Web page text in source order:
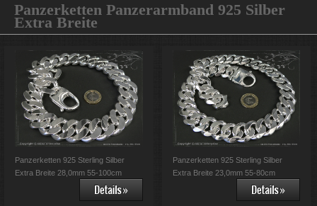
Panzerketten Panzerarmband 925 Silber
Extra Breite
Panzerketten 925 Sterling Silber
Extra Breite 28,0mm 55-100cm
Panzerketten 925 Sterling Silber
Extra Breite 23,0mm 55-80cm